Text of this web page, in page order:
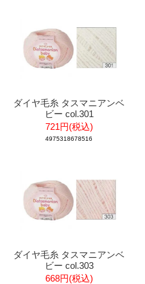
ダイヤ毛糸 タスマニアンベ
ビー col.301
721円(税込)
4975318678516
ダイヤ毛糸 タスマニアンベ
ビー col.303
668円(税込)